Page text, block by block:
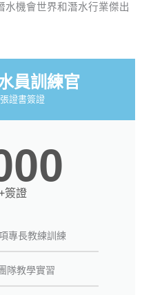
水機會世界和潛水行業傑出
員訓練官
證書簽證
簽證
專長教練訓練
隊教學實習